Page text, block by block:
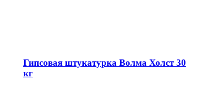
Гипсовая штукатурка Волма Холст 30
кг